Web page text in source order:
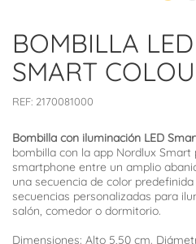
BOMBILLA
SMART
REF: 2170081000
Bombilla con iluminación LED
bombilla con la app Nordlux
smartphone entre un amplio
una secuencia de color
secuencias personalizadas para
salón, comedor o dormitorio.
Dimensiones: Alto 5,50 cm.